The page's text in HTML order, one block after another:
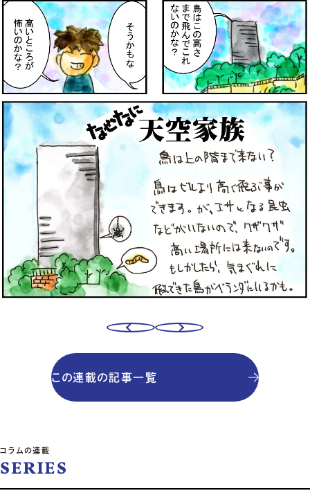
この連載の記事一覧
コラムの連載
SERIES